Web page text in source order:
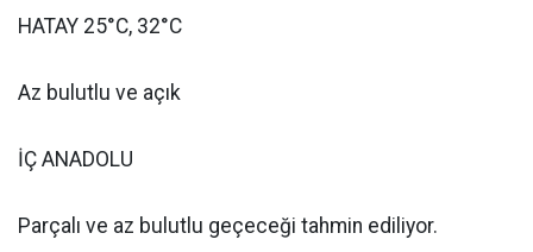
HATAY 25°C, 32°C
Az bulutlu ve açık
İÇ ANADOLU
Parçalı ve az bulutlu geçeceği tahmin ediliyor.